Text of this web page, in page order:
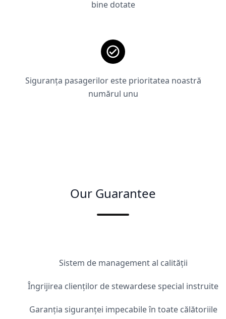
bine dotate
Siguranța pasagerilor este prioritatea noastră
numărul unu
Our Guarantee
Sistem de management al calității
Îngrijirea clienților de stewardese special instruite
Garanția siguranței impecabile în toate călătoriile